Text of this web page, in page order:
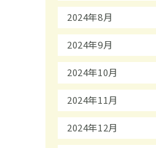
2024年8月
2024年9月
2024年10月
2024年11月
2024年12月